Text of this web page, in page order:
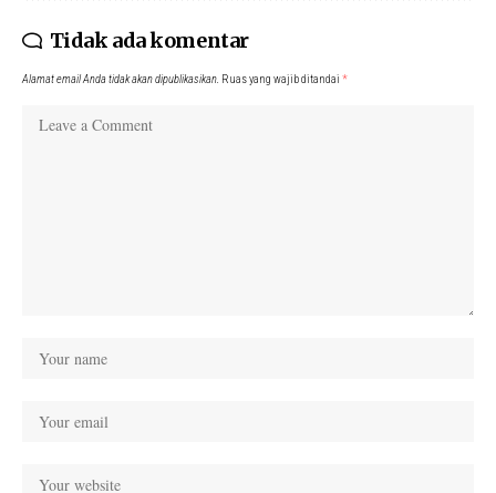
Tidak ada komentar
Alamat email Anda tidak akan dipublikasikan. Ruas yang wajib ditandai *